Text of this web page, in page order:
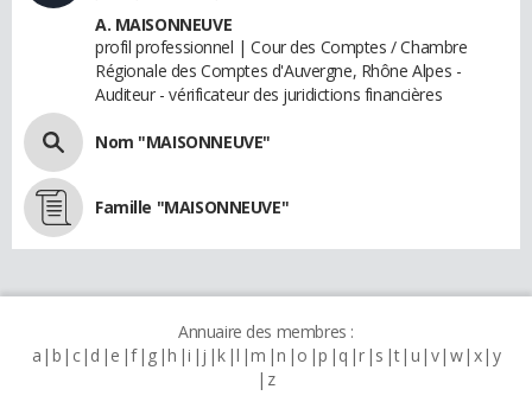
A. MAISONNEUVE
profil professionnel | Cour des Comptes / Chambre
Régionale des Comptes d'Auvergne, Rhône Alpes -
Auditeur - vérificateur des juridictions financières
Nom "MAISONNEUVE"
Famille "MAISONNEUVE"
Annuaire des membres :
a b c d e f g h i j k l m n o p q r s t u v w x y
z